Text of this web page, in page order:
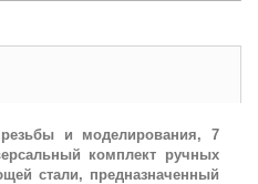
и моделирования, 7
комплект ручных
стали, предназначенный